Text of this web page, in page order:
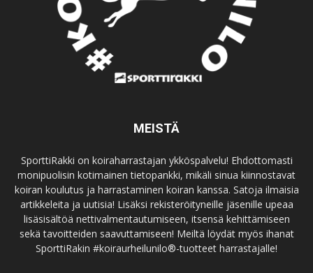
MEISTÄ
SporttiRakki on koiraharrastajan ykköspalvelu! Ehdottomasti
monipuolisin kotimainen tietopankki, mikäli sinua kiinnostavat
koiran koulutus ja harrastaminen koiran kanssa. Satoja ilmaisia
artikkeleita ja uutisia! Lisäksi rekisteröityneille jäsenille upeaa
lisäsisältöä nettivalmentautumiseen, itsensä kehittämiseen
sekä tavoitteiden saavuttamiseen! Meiltä löydät myös ihanat
SporttiRakin #koiraurheilunilo®-tuotteet harrastajalle!